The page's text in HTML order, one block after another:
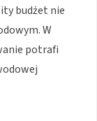
budżet nie
W
potrafi